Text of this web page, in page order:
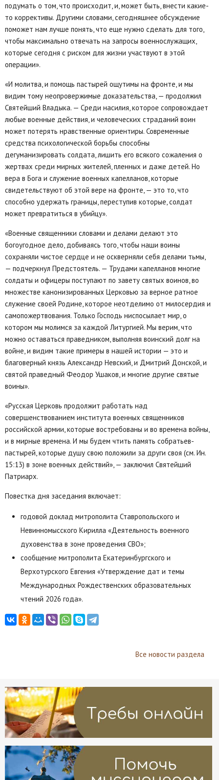
подумать о том, что происходит, и, может быть, внести какие-
то коррективы. Другими словами, сегодняшнее обсуждение
поможет нам лучше понять, что еще нужно сделать для того,
чтобы максимально отвечать на запросы военнослужащих,
которые сегодня с риском для жизни участвуют в этой
операции».
«И молитва, и помощь пастырей ощутимы на фронте, и мы
видим тому неопровержимые доказательства, — продолжил
Святейший Владыка. — Среди насилия, которое сопровождает
любые военные действия, и человеческих страданий воин
может потерять нравственные ориентиры. Современные
средства психологической борьбы способны
дегуманизировать солдата, лишить его всякого сожаления о
жертвах среди мирных жителей, пленных и даже детей. Но
вера в Бога и служение военных капелланов, которые
свидетельствуют об этой вере на фронте, — это то, что
способно удержать границы, переступив которые, солдат
может превратиться в убийцу».
«Военные священники словами и делами делают это
богоугодное дело, добиваясь того, чтобы наши воины
сохраняли чистое сердце и не оскверняли себя делами тьмы,
— подчеркнул Предстоятель. — Трудами капелланов многие
солдаты и офицеры поступают по завету святых воинов, во
множестве канонизированных Церковью за верное ратное
служение своей Родине, которое неотделимо от милосердия и
самопожертвования. Только Господь ниспосылает мир, о
котором мы молимся за каждой Литургией. Мы верим, что
можно оставаться праведником, выполняя воинский долг на
войне, и видим такие примеры в нашей истории — это и
благоверный князь Александр Невский, и Дмитрий Донской, и
святой праведный Феодор Ушаков, и многие другие святые
воины».
«Русская Церковь продолжит работать над
совершенствованием института военных священников
российской армии, которые востребованы и во времена войны,
и в мирные времена. И мы будем чтить память собратьев-
пастырей, которые душу свою положили за други своя (см. Ин.
15:13) в зоне военных действий», — заключил Святейший
Патриарх.
Повестка дня заседания включает:
годовой доклад митрополита Ставропольского и
Невинномысского Кирилла «Деятельность военного
духовенства в зоне проведения СВО»;
сообщение митрополита Екатеринбургского и
Верхотурского Евгения «Утверждение дат и темы
Международных Рождественских образовательных
чтений 2026 года».
Все новости раздела